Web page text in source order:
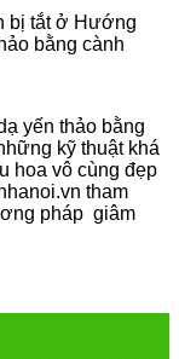
bị tắtở Hướng
bằng cành
yến thảo bằng
kỹ thuật khá
hoa vô cùng đẹp
tham
pháp giâm